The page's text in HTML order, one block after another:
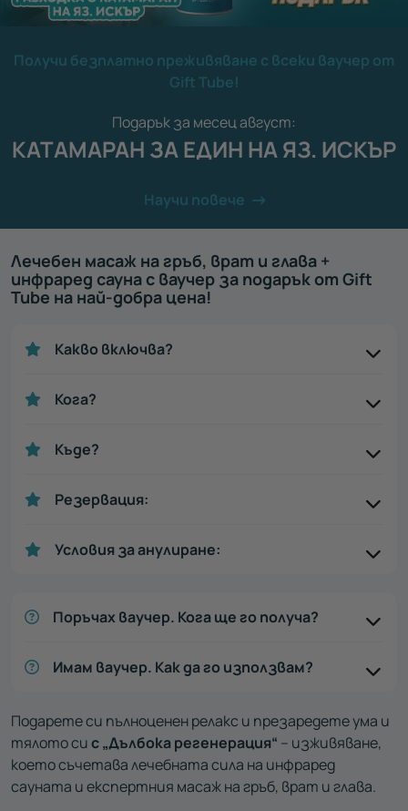
Получи безплатно преживяване с всеки ваучер от
Gift Tube!
Подарък за месец август:
КАТАМАРАН ЗА ЕДИН НА ЯЗ. ИСКЪР
Научи повече
Лечебен масаж на гръб, врат и глава +
инфраред сауна с ваучер за подарък от Gift
Tube на най-добра цена!
Какво включва?
Кога?
Къде?
Резервация:
Условия за анулиране:
Поръчах ваучер. Кога ще го получа?
Имам ваучер. Как да го използвам?
Подарете си пълноценен релакс и презаредете ума и
тялото сис „Дълбока регенерация“ – изживяване,
което съчетава лечебната сила на инфраред
сауната и експертния масаж на гръб, врат и глава.